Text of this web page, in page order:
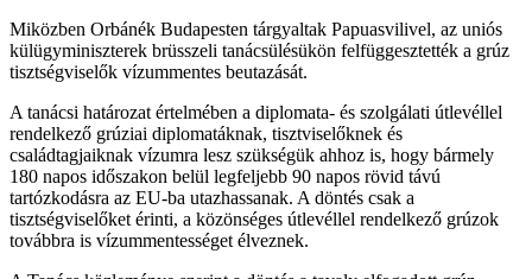
Miközben Orbánék Budapesten tárgyaltak Papuasvilivel, az uniós
külügyminiszterek brüsszeli tanácsülésükön felfüggesztették a grúz
tisztségviselők vízummentes beutazását.
A tanácsi határozat értelmében a diplomata- és szolgálati útlevéllel
rendelkező grúziai diplomatáknak, tisztviselőknek és
családtagjaiknak vízumra lesz szükségük ahhoz is, hogy bármely
180 napos időszakon belül legfeljebb 90 napos rövid távú
tartózkodásra az EU-ba utazhassanak. A döntés csak a
tisztségviselőket érinti, a közönséges útlevéllel rendelkező grúzok
továbbra is vízummentességet élveznek.